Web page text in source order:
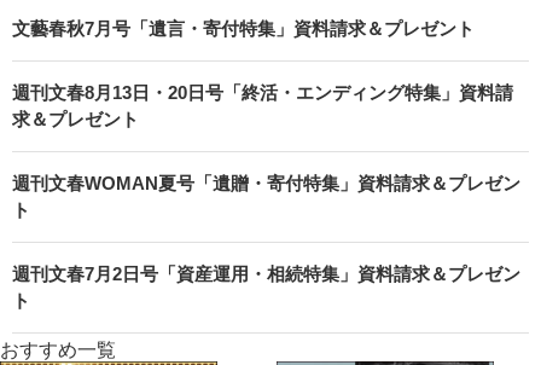
文藝春秋7月号「遺言・寄付特集」資料請求＆プレゼント
週刊文春8月13日・20日号「終活・エンディング特集」資料請
求＆プレゼント
週刊文春WOMAN夏号「遺贈・寄付特集」資料請求＆プレゼン
ト
週刊文春7月2日号「資産運用・相続特集」資料請求＆プレゼン
ト
おすすめ一覧